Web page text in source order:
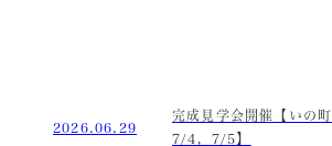
2026.06.29
完成見学会開催【いの町
7/4，7/5】